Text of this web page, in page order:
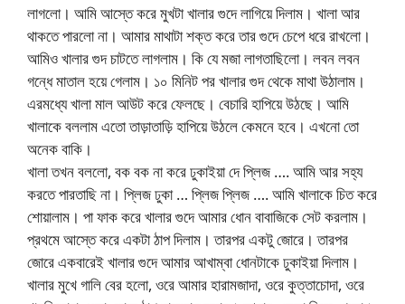
লাগলো। আমি আস্তে করে মুখটা খালার গুদে লাগিয়ে দিলাম। খালা আর
থাকতে পারলো না। আমার মাথাটা শক্ত করে তার গুদে চেপে ধরে রাখলো।
আমিও খালার গুদ চাটতে লাগলাম। কি যে মজা লাগতাছিলো। লবন লবন
গন্ধে মাতাল হয়ে গেলাম। ১০ মিনিট পর খালার গুদ থেকে মাথা উঠালাম।
এরমধ্যে খালা মাল আউট করে ফেলছে। বেচারি হাপিয়ে উঠছে। আমি
খালাকে বললাম এতো তাড়াতাড়ি হাপিয়ে উঠলে কেমনে হবে। এখনো তো
অনেক বাকি।
খালা তখন বললো, বক বক না করে ঢুকাইয়া দে প্লিজ …. আমি আর সহ্য
করতে পারতাছি না। প্লিজ ঢুকা … প্লিজ প্লিজ …. আমি খালাকে চিত করে
শোয়ালাম। পা ফাক করে খালার গুদে আমার ধোন বাবাজিকে সেট করলাম।
প্রথমে আস্তে করে একটা ঠাপ দিলাম। তারপর একটু জোরে। তারপর
জোরে একবারেই খালার গুদে আমার আখাম্বা ধোনটাকে ঢুকাইয়া দিলাম।
খালার মুখে গালি বের হলো, ওরে আমার হারামজাদা, ওরে কুত্তাচোদা, ওরে